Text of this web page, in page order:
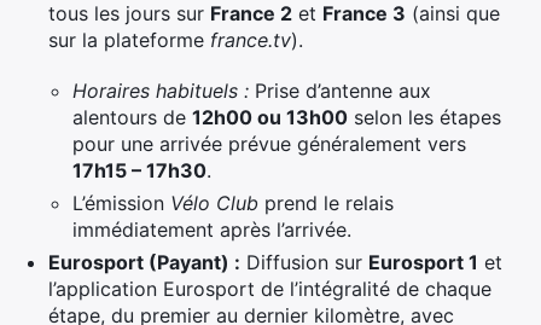
tous les jours sur France 2 et France 3 (ainsi que
sur la plateforme france.tv).
Horaires habituels : Prise d’antenne aux
alentours de 12h00 ou 13h00 selon les étapes
pour une arrivée prévue généralement vers
17h15 – 17h30.
L’émission Vélo Club prend le relais
immédiatement après l’arrivée.
Eurosport (Payant) : Diffusion sur Eurosport 1 et
l’application Eurosport de l’intégralité de chaque
étape, du premier au dernier kilomètre, avec